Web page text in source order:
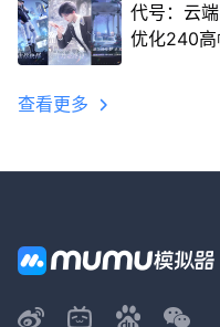
代号：云
优化240高
查看更多